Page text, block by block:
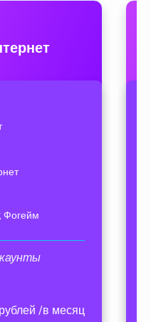
Фогейм
рублей /в месяц